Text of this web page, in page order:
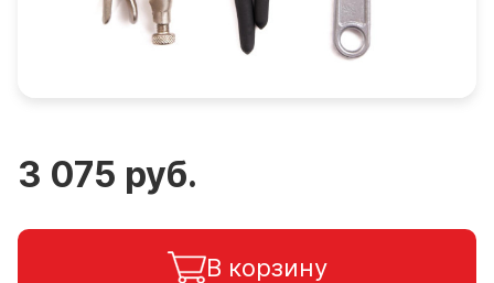
3 075 руб.
В корзину